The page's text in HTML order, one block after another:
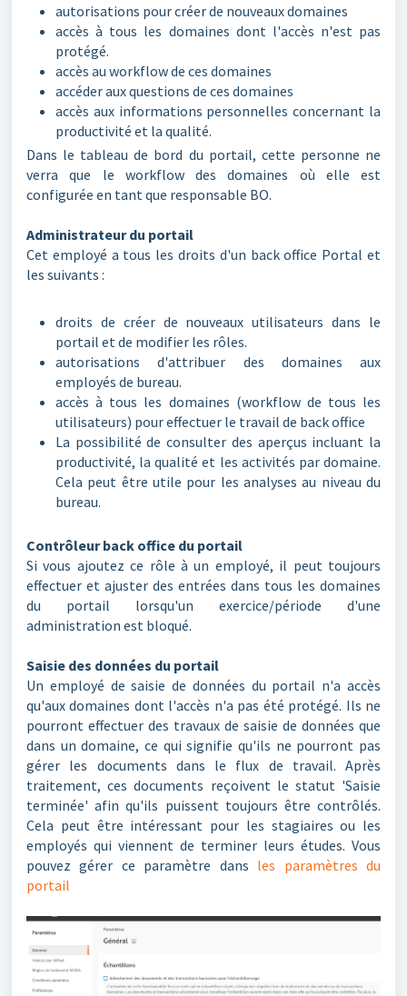
autorisations pour créer de nouveaux domaines
accès à tous les domaines dont l'accès n'est pas
protégé.
accès au workflow de ces domaines
accéder aux questions de ces domaines
accès aux informations personnelles concernant la
productivité et la qualité.
Dans le tableau de bord du portail, cette personne ne
verra que le workflow des domaines où elle est
configurée en tant que responsable BO.
Administrateur du portail
Cet employé a tous les droits d'un back office Portal et
les suivants :
droits de créer de nouveaux utilisateurs dans le
portail et de modifier les rôles.
autorisations d'attribuer des domaines aux
employés de bureau.
accès à tous les domaines (workflow de tous les
utilisateurs) pour effectuer le travail de back office
La possibilité de consulter des aperçus incluant la
productivité, la qualité et les activités par domaine.
Cela peut être utile pour les analyses au niveau du
bureau.
Contrôleur back office du portail
Si vous ajoutez ce rôle à un employé, il peut toujours
effectuer et ajuster des entrées dans tous les domaines
du portail lorsqu'un exercice/période d'une
administration est bloqué.
Saisie des données du portail
Un employé de saisie de données du portail n'a accès
qu'aux domaines dont l'accès n'a pas été protégé. Ils ne
pourront effectuer des travaux de saisie de données que
dans un domaine, ce qui signifie qu'ils ne pourront pas
gérer les documents dans le flux de travail. Après
traitement, ces documents reçoivent le statut 'Saisie
terminée' afin qu'ils puissent toujours être contrôlés.
Cela peut être intéressant pour les stagiaires ou les
employés qui viennent de terminer leurs études. Vous
pouvez gérer ce paramètre dans les paramètres du
portail